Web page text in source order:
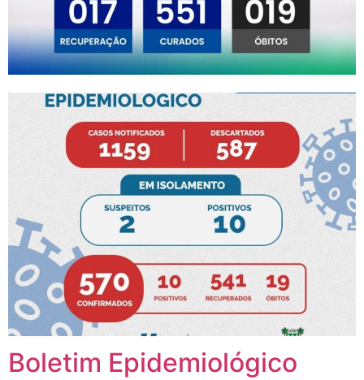
Boletim Epidemiológico